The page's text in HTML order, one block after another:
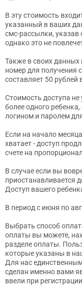
В эту стоимость
указанный в ваших
смс-рассылки, указав
однако это не
Также в своих
номер для получения
составляет 50 рублей
Стоимость доступа не
более одного
логином и паролем
Если на начало
хватает - доступ
счете на
В случае если вы
приостанавливается
Доступ вашего
В период с июня по
Выбрать способ
оплаты вы можете,
разделе оплаты.
которые указаны в
Для нас
сделан именно вами
ввели при